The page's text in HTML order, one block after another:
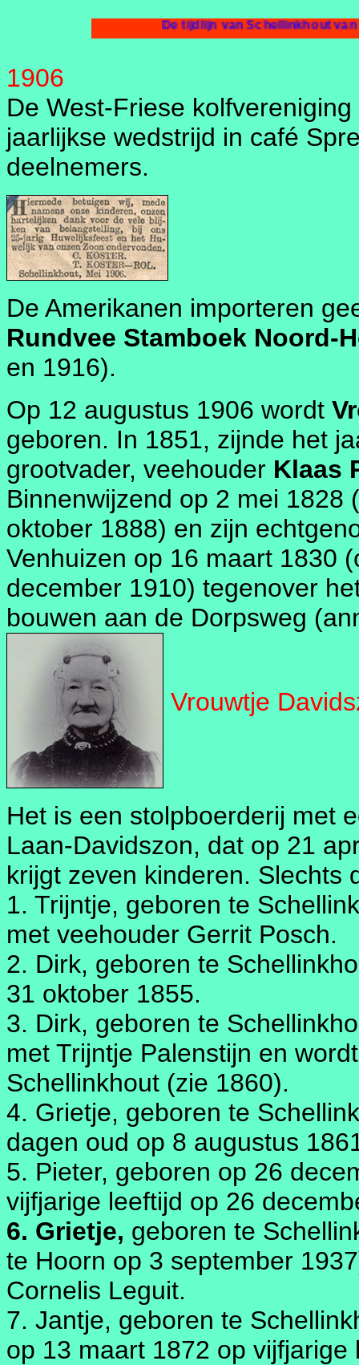
De tijdlijn
1906
De West-Friese
jaarlijkse wedstrijd in café
deelnemers.
De Amerikanen importeren
Rundvee Stamboek Noord-
en 1916).
Op 12 augustus 1906 wordt
geboren. In 1851, zijnde het
grootvader, veehouder Klaas
Binnenwijzend op 2 mei 1828
oktober 1888) en zijn
Venhuizen op 16 maart 1830
december 1910) tegenover
bouwen aan de Dorpsweg
Vrouwtje
Het is een stolpboerderij met
Laan-Davidszon, dat op 21
krijgt zeven kinderen. Slechts
1. Trijntje, geboren te
met veehouder Gerrit Posch.
2. Dirk, geboren te
31 oktober 1855.
3. Dirk, geboren te
met Trijntje Palenstijn en
Schellinkhout (zie 1860).
4. Grietje, geboren te
dagen oud op 8 augustus
5. Pieter, geboren op 26
vijfjarige leeftijd op 26
6. Grietje, geboren te
te Hoorn op 3 september
Cornelis Leguit.
7. Jantje, geboren te
op 13 maart 1872 op vijfjarige